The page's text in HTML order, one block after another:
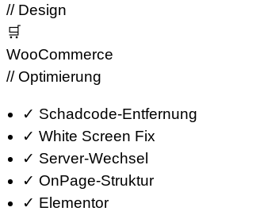
// Design
🛒
Woo­Commerce
// Optimierung
✓ Schadcode-Entfernung
✓ White Screen Fix
✓ Server-Wechsel
✓ OnPage-Struktur
✓ Elementor